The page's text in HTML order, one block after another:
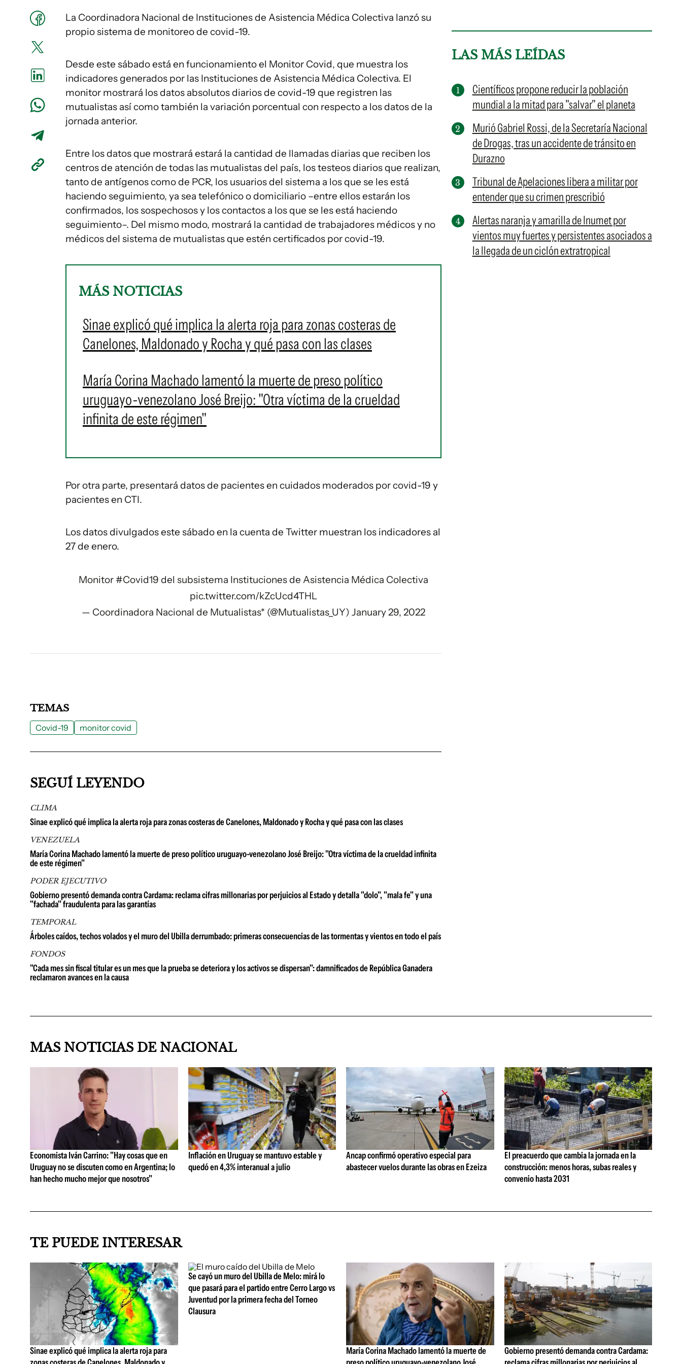
La Coordinadora Nacional de Instituciones de Asistencia Médica Colectiva lanzó su
propio sistema de monitoreo de covid-19.
Desde este sábado está en funcionamiento el Monitor Covid, que muestra los
indicadores generados por las Instituciones de Asistencia Médica Colectiva. El
monitor mostrará los datos absolutos diarios de covid-19 que registren las
mutualistas así como también la variación porcentual con respecto a los datos de la
jornada anterior.
Entre los datos que mostrará estará la cantidad de llamadas diarias que reciben los
centros de atención de todas las mutualistas del país, los testeos diarios que realizan,
tanto de antígenos como de PCR, los usuarios del sistema a los que se les está
haciendo seguimiento, ya sea telefónico o domiciliario –entre ellos estarán los
confirmados, los sospechosos y los contactos a los que se les está haciendo
seguimiento–. Del mismo modo, mostrará la cantidad de trabajadores médicos y no
médicos del sistema de mutualistas que estén certificados por covid-19.
MÁS NOTICIAS
Sinae explicó qué implica la alerta roja para zonas costeras de
Canelones, Maldonado y Rocha y qué pasa con las clases
María Corina Machado lamentó la muerte de preso político
uruguayo-venezolano José Breijo: "Otra víctima de la crueldad
infinita de este régimen"
Por otra parte, presentará datos de pacientes en cuidados moderados por covid-19 y
pacientes en CTI.
Los datos divulgados este sábado en la cuenta de Twitter muestran los indicadores al
27 de enero.
Monitor#Covid19 del subsistema Instituciones de Asistencia Médica Colectiva
pic.twitter.com/kZcUcd4THL
— Coordinadora Nacional de Mutualistas* (@Mutualistas_UY) January 29, 2022
LAS MÁS LEÍDAS
Científicos propone reducir la población
mundial a la mitad para "salvar" el planeta
Murió Gabriel Rossi, de la Secretaría Nacional
de Drogas, tras un accidente de tránsito en
Durazno
Tribunal de Apelaciones libera a militar por
entender que su crimen prescribió
Alertas naranja y amarilla de Inumet por
vientos muy fuertes y persistentes asociados a
la llegada de un ciclón extratropical
TEMAS
Covid-19 monitor covid
SEGUÍ LEYENDO
CLIMA
Sinae explicó qué implica la alerta roja para zonas costeras de Canelones, Maldonado y Rocha y qué pasa con las clases
VENEZUELA
María Corina Machado lamentó la muerte de preso político uruguayo-venezolano José Breijo: "Otra víctima de la crueldad infinita
de este régimen"
PODER EJECUTIVO
Gobierno presentó demanda contra Cardama: reclama cifras millonarias por perjuicios al Estado y detalla "dolo", "mala fe" y una
"fachada" fraudulenta para las garantías
TEMPORAL
Árboles caídos, techos volados y el muro del Ubilla derrumbado: primeras consecuencias de las tormentas y vientos en todo el país
FONDOS
"Cada mes sin fiscal titular es un mes que la prueba se deteriora y los activos se dispersan": damnificados de República Ganadera
reclamaron avances en la causa
MAS NOTICIAS DE NACIONAL
Economista Iván Carrino: "Hay cosas que en
Uruguay no se discuten como en Argentina; lo
han hecho mucho mejor que nosotros"
Inflación en Uruguay se mantuvo estable y
quedó en 4,3% interanual a julio
Ancap confirmó operativo especial para
abastecer vuelos durante las obras en Ezeiza
El preacuerdo que cambia la jornada en la
construcción: menos horas, subas reales y
convenio hasta 2031
TE PUEDE INTERESAR
Sinae explicó qué implica la alerta roja para
Se cayó un muro del Ubilla de Melo: mirá lo
que pasará para el partido entre Cerro Largo vs
Juventud por la primera fecha del Torneo
Clausura
María Corina Machado lamentó la muerte de
Gobierno presentó demanda contra Cardama: